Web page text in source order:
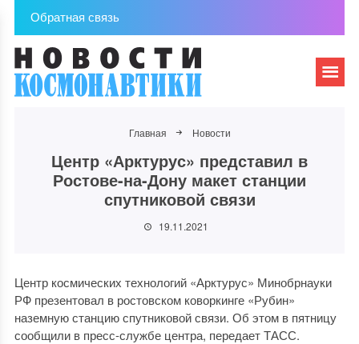
Обратная связь
Главная Новости
Центр «Арктурус» представил в
Ростове-на-Дону макет станции
спутниковой связи
19.11.2021
Центр космических технологий «Арктурус» Минобрнауки
РФ презентовал в ростовском коворкинге «Рубин»
наземную станцию спутниковой связи. Об этом в пятницу
сообщили в пресс-службе центра, передает ТАСС.